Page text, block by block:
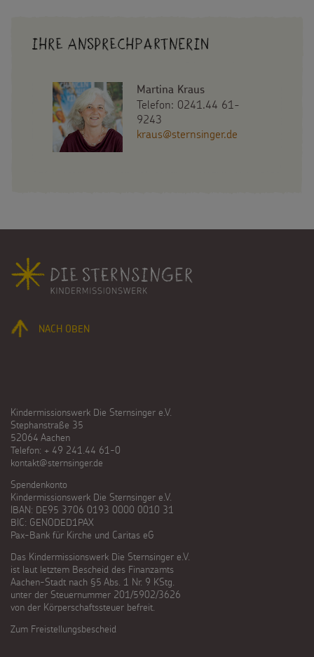
Ihre Ansprechpartnerin
Martina Kraus
Telefon: 0241.44 61-
9243
kraus@sternsinger.de
Fußbereich
NACH OBEN
Kindermissionswerk Die Sternsinger e.V.
Stephanstraße 35
52064 Aachen
Telefon: + 49 241.44 61-0
kontakt@sternsinger.de
Spendenkonto
Kindermissionswerk Die Sternsinger e.V.
IBAN: DE95 3706 0193 0000 0010 31
BIC: GENODED1PAX
Pax-Bank für Kirche und Caritas eG
Das Kindermissionswerk Die Sternsinger e.V.
ist laut letztem Bescheid des Finanzamts
Aachen-Stadt nach §5 Abs. 1 Nr. 9 KStg.
unter der Steuernummer 201/5902/3626
von der Körperschaftssteuer befreit.
Zum Freistellungsbescheid